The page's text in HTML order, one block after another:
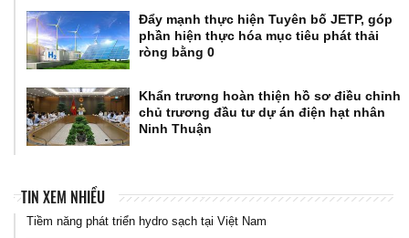
Đẩy mạnh thực hiện Tuyên bố JETP, góp
phần hiện thực hóa mục tiêu phát thải
ròng bằng 0
Khẩn trương hoàn thiện hồ sơ điều chỉnh
chủ trương đầu tư dự án điện hạt nhân
Ninh Thuận
TIN XEM NHIỀU
Tiềm năng phát triển hydro sạch tại Việt Nam